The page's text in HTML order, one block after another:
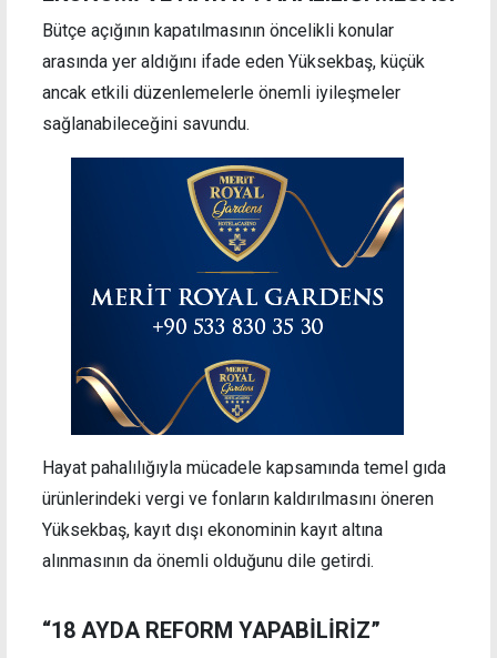
Bütçe açığının kapatılmasının öncelikli konular
arasında yer aldığını ifade eden Yüksekbaş, küçük
ancak etkili düzenlemelerle önemli iyileşmeler
sağlanabileceğini savundu.
Hayat pahalılığıyla mücadele kapsamında temel gıda
ürünlerindeki vergi ve fonların kaldırılmasını öneren
Yüksekbaş, kayıt dışı ekonominin kayıt altına
alınmasının da önemli olduğunu dile getirdi.
“18 AYDA REFORM YAPABİLİRİZ”